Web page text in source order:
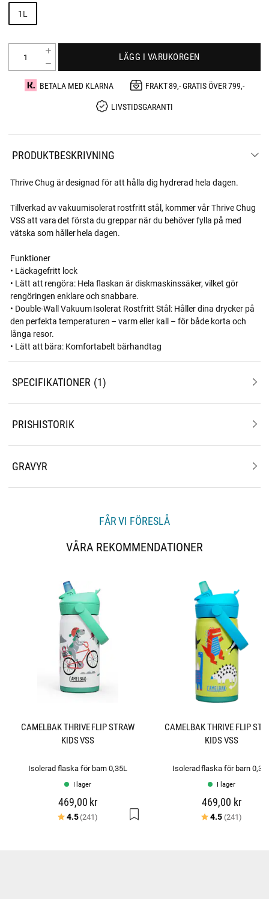
1L
LÄGG I VARUKORGEN
BETALA MED KLARNA
FRAKT 89,- GRATIS ÖVER 799,-
LIVSTIDSGARANTI
PRODUKTBESKRIVNING
Thrive Chug är designad för att hålla dig hydrerad hela dagen.
Tillverkad av vakuumisolerat rostfritt stål, kommer vår Thrive Chug
VSS att vara det första du greppar när du behöver fylla på med
vätska som håller hela dagen.
Funktioner
• Läckagefritt lock
• Lätt att rengöra: Hela flaskan är diskmaskinssäker, vilket gör
rengöringen enklare och snabbare.
• Double-Wall Vakuum Isolerat Rostfritt Stål: Håller dina drycker på
den perfekta temperaturen – varm eller kall – för både korta och
långa resor.
• Lätt att bära: Komfortabelt bärhandtag
SPECIFIKATIONER 1
PRISHISTORIK
GRAVYR
FÅR VI FÖRESLÅ
VÅRA REKOMMENDATIONER
CAMELBAK THRIVE FLIP STRAW
KIDS VSS
Isolerad flaska för barn 0,35L
I lager
469,00 kr
Betyg:
4.5(241) utav 5 stjärnor
CAMELBAK THRIVE FLIP
KIDS VSS
Isolerad flaska för barn
I lager
469,00 kr
Betyg:
4.5(241)